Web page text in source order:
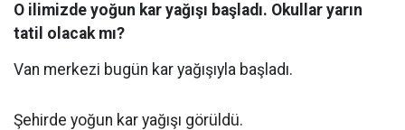
O ilimizde yoğun kar yağışı başladı. Okullar yarın
tatil olacak mı?
Van merkezi bugün kar yağışıyla başladı.
Şehirde yoğun kar yağışı görüldü.